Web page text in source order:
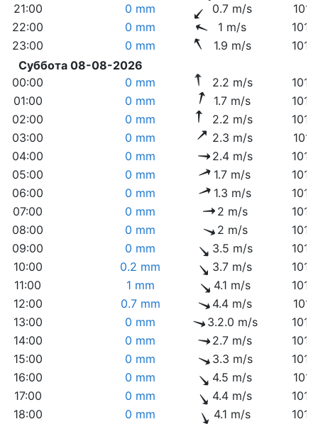
21:00
0 mm 0.7 m/s
22:00
0 mm 1 m/s
23:00
0 mm 1.9 m/s
Суббота 08-08-2026
00:00
0 mm 2.2 m/s
01:00
0 mm 1.7 m/s
02:00
0 mm 2.2 m/s
03:00
0 mm 2.3 m/s
04:00
0 mm 2.4 m/s
05:00
0 mm 1.7 m/s
06:00
0 mm 1.3 m/s
07:00
0 mm 2 m/s
08:00
0 mm 2 m/s
09:00
0 mm 3.5 m/s
10:00
0.2 mm 3.7 m/s
11:00
1 mm 4.1 m/s
12:00
0.7 mm 4.4 m/s
13:00
0 mm 3.2.0 m/s
14:00
0 mm 2.7 m/s
15:00
0 mm 3.3 m/s
16:00
0 mm 4.5 m/s
17:00
0 mm 4.4 m/s
18:00
0 mm 4.1 m/s